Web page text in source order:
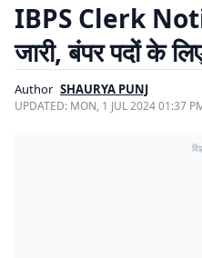
IBPS Clerk
जारी, बंपर पदों के
Author SHAURYA PUNJ
UPDATED: MON, 1 JUL 2024 01:37